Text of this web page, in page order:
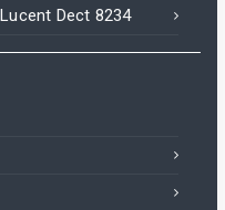
Dect 8234